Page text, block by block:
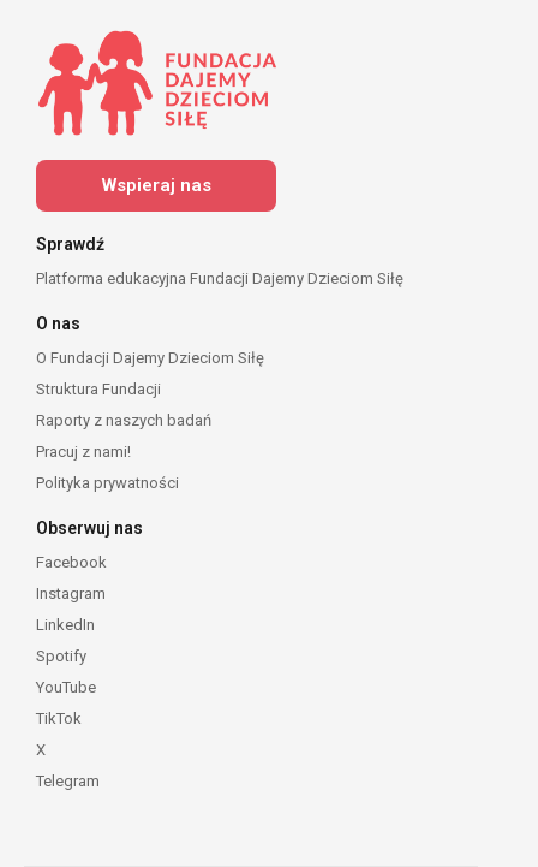
Wspieraj nas
Sprawdź
Platforma edukacyjna Fundacji Dajemy Dzieciom Siłę
O nas
O Fundacji Dajemy Dzieciom Siłę
Struktura Fundacji
Raporty z naszych badań
Pracuj z nami!
Polityka prywatności
Obserwuj nas
Facebook
Instagram
LinkedIn
Spotify
YouTube
TikTok
X
Telegram